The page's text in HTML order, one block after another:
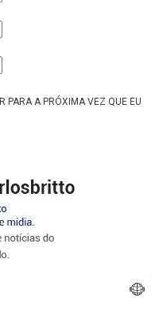
PARA A PRÓXIMA VEZ QUE EU